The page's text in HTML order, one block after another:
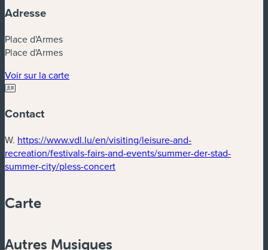
Adresse
Place d'Armes
Place d'Armes
Voir sur la carte
Contact
W. https://www.vdl.lu/en/visiting/leisure-and-
recreation/festivals-fairs-and-events/summer-der-stad-
summer-city/pless-concert
Carte
Zoom
Autres Musiques